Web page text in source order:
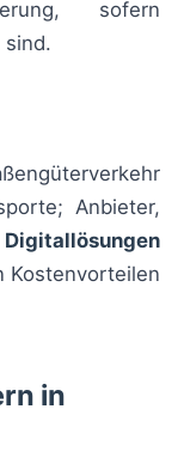
sofern
sind.
Anbieter,
Digitallösungen
Kostenvorteilen
in